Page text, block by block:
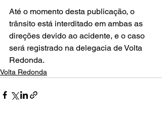
Até o momento desta publicação, o
trânsito está interditado em ambas as
direções devido ao acidente, e o caso
será registrado na delegacia de Volta
Redonda.
Volta Redonda